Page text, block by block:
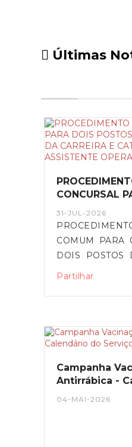
Últimas
CONCURSAL
CARREIRA E
ASSISTENTE
31-JUL-2026
COMUM PARA
DOIS POSTOS
DE
FUNÇÕES
-
Partilhar
Campanha
Antirrábica -
04-MAI-2026